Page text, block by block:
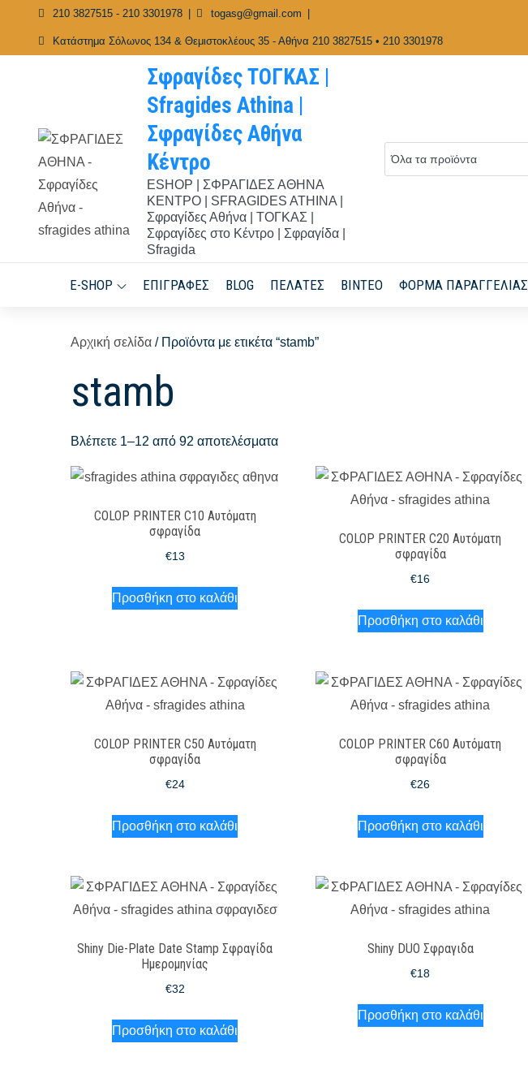
content
210 3827515 - 210 3301978 togasg@gmail.com
Κατάστημα Σόλωνος 134 & Θεμιστοκλέους 35 - Αθήνα 210 3827515 • 210 3301978
Σφραγίδες ΤΟΓΚΑΣ |
Sfragides Athina |
Σφραγίδες Αθήνα
Κέντρο
ESHOP | ΣΦΡΑΓΙΔΕΣ ΑΘΗΝΑ
ΚΕΝΤΡΟ | SFRAGIDES ATHINA |
Σφραγίδες Αθήνα | ΤΟΓΚΑΣ |
Σφραγίδες στο Κέντρο | Σφραγίδα |
Sfragida
E-SHOP ΕΠΙΓΡΑΦΈΣ BLOG ΠΕΛΆΤΕΣ ΒΊΝΤΕΟ ΦΌΡΜΑ ΠΑΡΑΓΓΕΛΊΑΣ
Αρχική σελίδα / Προϊόντα με ετικέτα “stamb”
stamb
Βλέπετε 1–12 από 92 αποτελέσματα
COLOP PRINTER C10 Αυτόματη
σφραγίδα
€13
Προσθήκη στο καλάθι
COLOP PRINTER C20 Αυτόματη
σφραγίδα
€16
Προσθήκη στο καλάθι
COLOP PRINTER C50 Αυτόματη
σφραγίδα
€24
Προσθήκη στο καλάθι
COLOP PRINTER C60 Αυτόματη
σφραγίδα
€26
Προσθήκη στο καλάθι
Shiny Die-Plate Date Stamp Σφραγίδα
Ημερομηνίας
€32
Προσθήκη στο καλάθι
Shiny DUO Σφραγιδα
€18
Προσθήκη στο καλάθι